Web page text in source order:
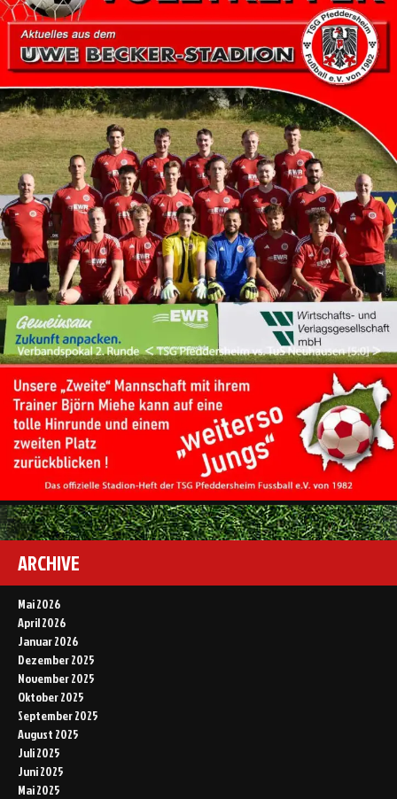
ARCHIVE
Mai 2026
April 2026
Januar 2026
Dezember 2025
November 2025
Oktober 2025
September 2025
August 2025
Juli 2025
Juni 2025
Mai 2025